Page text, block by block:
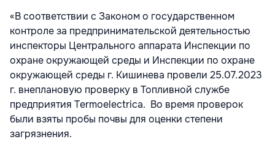
«В соответствии с Законом о государственном
контроле за предпринимательской деятельностью
инспекторы Центрального аппарата Инспекции по
охране окружающей среды и Инспекции по охране
окружающей среды г. Кишинева провели 25.07.2023
г. внеплановую проверку в Топливной службе
предприятия Termoelectrica. Во время проверок
были взяты пробы почвы для оценки степени
загрязнения.